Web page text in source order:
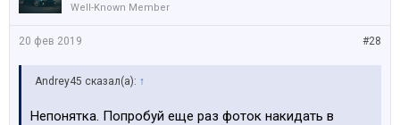
Well-Known Member
#28
20 фев 2019
Andrey45 сказал(а): ↑
Непонятка. Попробуй еще раз фоток накидать в